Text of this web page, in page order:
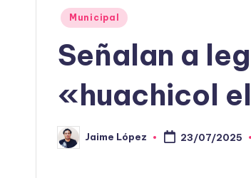
Publicado
Municipal
Señalan a
«huachicol
Publicado
por
Jaime López 23/07/2025